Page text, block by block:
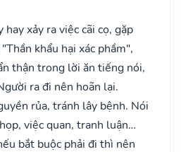
xảy ra việc cãi cọ, gặp
khẩu hại xác phầm",
thận trong lời ăn tiếng nói,
ra đi nên hoãn lại.
rủa, tránh lây bệnh. Nói
việc quan, tranh luận…
bắt buộc phải đi thì nên